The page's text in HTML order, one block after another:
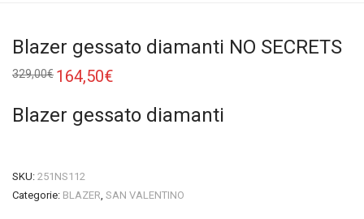
Blazer gessato diamanti NO SECRETS
329,00€ Il
prezzo
329,00€.
164,50€
164,50€.
Blazer gessato diamanti
SKU: 251NS112
Categorie: BLAZER, SAN VALENTINO